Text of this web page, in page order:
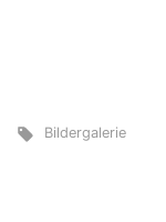
Bildergalerie